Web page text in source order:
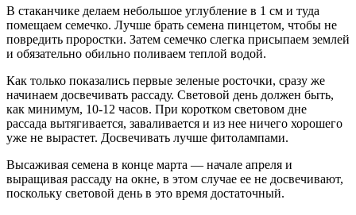
В стаканчике делаем небольшое углубление в 1 см и туда
помещаем семечко. Лучше брать семена пинцетом, чтобы не
повредить проростки. Затем семечко слегка присыпаем землей
и обязательно обильно поливаем теплой водой.
Как только показались первые зеленые росточки, сразу же
начинаем досвечивать рассаду. Световой день должен быть,
как минимум, 10-12 часов. При коротком световом дне
рассада вытягивается, заваливается и из нее ничего хорошего
уже не вырастет. Досвечивать лучше фитолампами.
Высаживая семена в конце марта — начале апреля и
выращивая рассаду на окне, в этом случае ее не досвечивают,
поскольку световой день в это время достаточный.